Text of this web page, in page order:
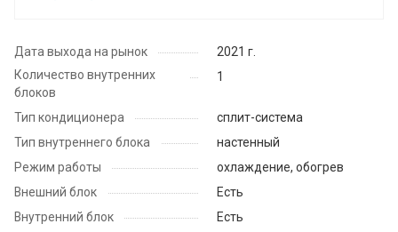
Дата выхода на рынок
2021 г.
Количество внутренних
блоков
1
Тип кондиционера
сплит-система
Тип внутреннего блока
настенный
Режим работы
охлаждение, обогрев
Внешний блок
Есть
Внутренний блок
Есть